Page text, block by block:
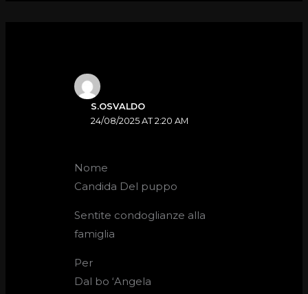
S.OSVALDO
24/08/2025 AT 2:20 AM
Nome
Candida Del puppo
Sentite condoglianze alla
famiglia
Per
Dal bo ‘Angela